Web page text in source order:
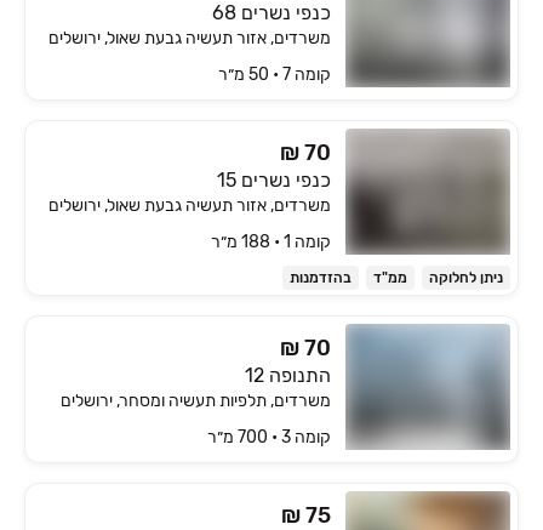
כנפי נשרים 68
משרדים, אזור תעשיה גבעת שאול, ירושלים
קומה ‎7‏ • 50 מ״ר
₪ 70
כנפי נשרים 15
משרדים, אזור תעשיה גבעת שאול, ירושלים
קומה ‎1‏ • 188 מ״ר
ניתן לחלוקה ממ"ד בהזדמנות
₪ 70
התנופה 12
משרדים, תלפיות תעשיה ומסחר, ירושלים
קומה ‎3‏ • 700 מ״ר
₪ 75